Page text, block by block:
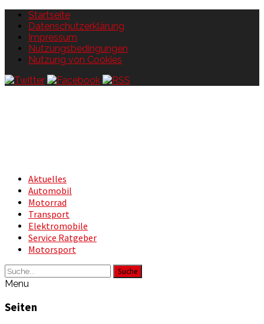
Startseite
Datenschutzerklärung
Impressum
Nutzungsbedingungen
Nutzung von Cookies
Aktuelles
Automobil
Motorrad
Transport
Elektromobile
Service Ratgeber
Motorsport
Suche
Menu
Seiten